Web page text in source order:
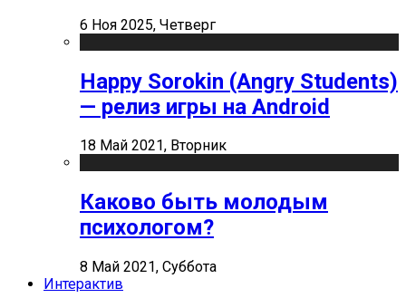
6 Ноя 2025, Четверг
Happy Sorokin (Angry Students)
— релиз игры на Android
18 Май 2021, Вторник
Каково быть молодым
психологом?
8 Май 2021, Суббота
Интерактив